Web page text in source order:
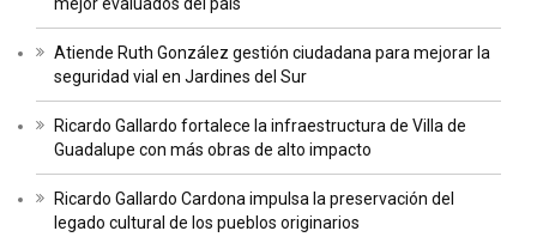
mejor evaluados del país
Atiende Ruth González gestión ciudadana para mejorar la
seguridad vial en Jardines del Sur
Ricardo Gallardo fortalece la infraestructura de Villa de
Guadalupe con más obras de alto impacto
Ricardo Gallardo Cardona impulsa la preservación del
legado cultural de los pueblos originarios